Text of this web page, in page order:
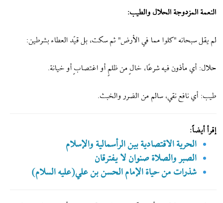
النعمة المزدوجة الحلال والطيب:
لم يقل سبحانه "كلوا مما في الأرض" ثم سكت، بل قيّد العطاء بشرطين:
حلال: أي مأذون فيه شرعًا، خالٍ من ظلمٍ أو اغتصابٍ أو خيانة.
طيب: أي نافع نقي، سالم من الضرر والخبث.
إقرأ أيضاً:
الحرية الاقتصادية بين الرأسمالية والإسلام
الصبر والصلاة صنوان لا يفترقان
شذرات من حياة الإمام الحسن بن علي(عليه السلام)